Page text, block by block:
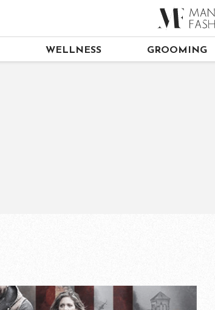
WELLNESS GROOMING